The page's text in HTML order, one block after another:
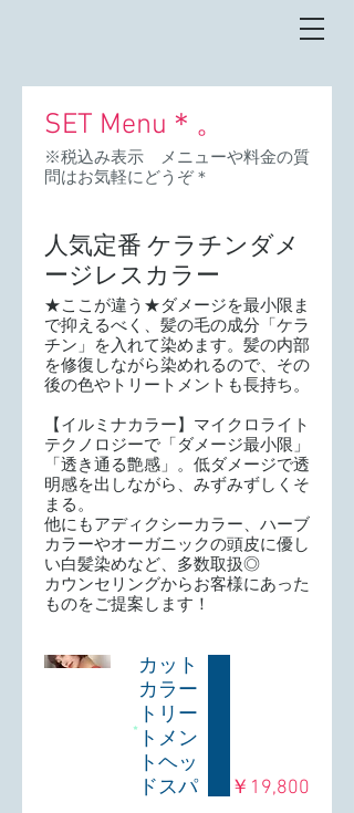
SET Menu＊。
※税込み表示 メニューや料金の質
問はお気軽にどうぞ＊
人気定番 ケラチンダメ
ージレスカラー
★ここが違う★ダメージを最小限ま
で抑えるべく、髪の毛の成分「ケラ
チン」を入れて染めます。髪の内部
を修復しながら染めれるので、その
後の色やトリートメントも長持ち。
【イルミナカラー】マイクロライト
テクノロジーで「ダメージ最小限」
「透き通る艶感」。低ダメージで透
明感を出しながら、みずみずしくそ
まる。
他にもアディクシーカラー、ハーブ
カラーやオーガニックの頭皮に優し
い白髪染めなど、多数取扱◎
カウンセリングからお客様にあった
ものをご提案します！
カット
カラー
トリー
トメン
トヘッ
ドスパ
￥19,800